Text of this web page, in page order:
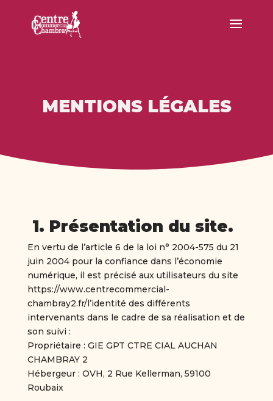
MENTIONS LÉGALES
1. Présentation du site.
En vertu de l’article 6 de la loi n° 2004-575 du 21
juin 2004 pour la confiance dans l’économie
numérique, il est précisé aux utilisateurs du site
https://www.centrecommercial-
chambray2.fr/l’identité des différents
intervenants dans le cadre de sa réalisation et de
son suivi :
Propriétaire : GIE GPT CTRE CIAL AUCHAN
CHAMBRAY 2
Hébergeur : OVH, 2 Rue Kellerman, 59100
Roubaix